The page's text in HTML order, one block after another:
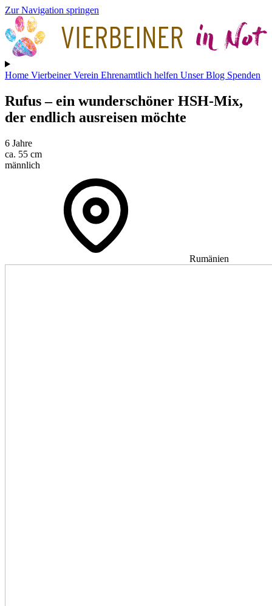
Zur Navigation springen
Home VierbeinerVerein Ehrenamtlich helfen Unser Blog Spenden
Rufus– ein wunderschöner HSH-Mix,
der endlich ausreisen möchte
6 Jahre
ca. 55 cm
männlich
Rumänien